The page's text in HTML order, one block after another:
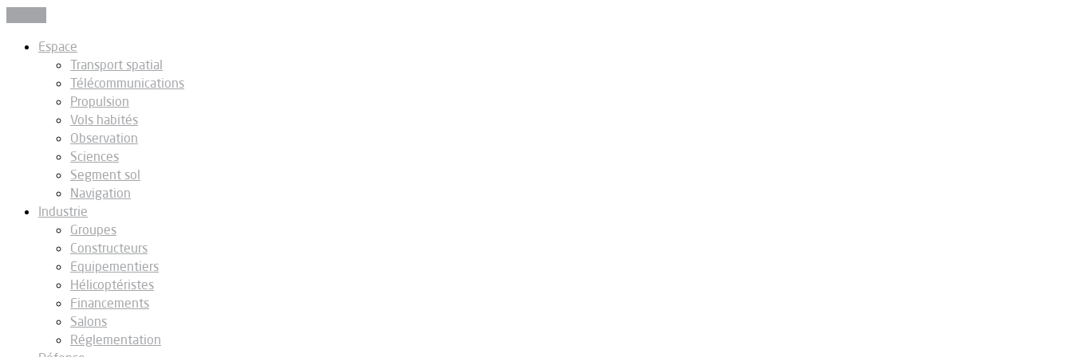
Espace
Transport spatial
Télécommunications
Propulsion
Vols habités
Observation
Sciences
Segment sol
Navigation
Industrie
Groupes
Constructeurs
Equipementiers
Hélicoptéristes
Financements
Salons
Réglementation